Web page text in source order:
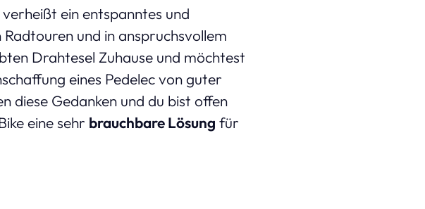
ein entspanntes und
und in anspruchsvollem
Drahtesel Zuhause und möchtest
eines Pedelec von guter
diese Gedanken und du bist offen
eine sehr brauchbare Lösung für